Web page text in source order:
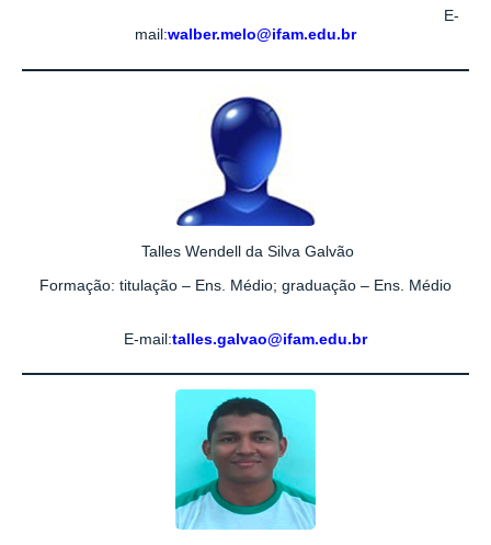
E-
mail:walber.melo@ifam.edu.br
Talles Wendell da Silva Galvão
Formação: titulação – Ens. Médio; graduação – Ens. Médio
E-mail:talles.galvao@ifam.edu.br